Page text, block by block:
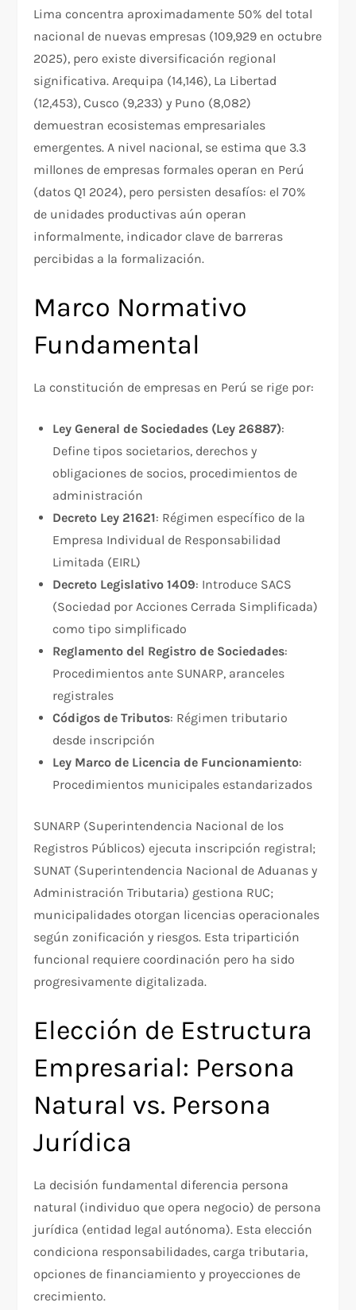
Lima concentra aproximadamente 50% del total
nacional de nuevas empresas (109,929 en octubre
2025), pero existe diversificación regional
significativa. Arequipa (14,146), La Libertad
(12,453), Cusco (9,233) y Puno (8,082)
demuestran ecosistemas empresariales
emergentes. A nivel nacional, se estima que 3.3
millones de empresas formales operan en Perú
(datos Q1 2024), pero persisten desafíos: el 70%
de unidades productivas aún operan
informalmente, indicador clave de barreras
percibidas a la formalización.
Marco Normativo
Fundamental
La constitución de empresas en Perú se rige por:
Ley General de Sociedades (Ley 26887):
Define tipos societarios, derechos y
obligaciones de socios, procedimientos de
administración
Decreto Ley 21621: Régimen específico de la
Empresa Individual de Responsabilidad
Limitada (EIRL)
Decreto Legislativo 1409: Introduce SACS
(Sociedad por Acciones Cerrada Simplificada)
como tipo simplificado
Reglamento del Registro de Sociedades:
Procedimientos ante SUNARP, aranceles
registrales
Códigos de Tributos: Régimen tributario
desde inscripción
Ley Marco de Licencia de Funcionamiento:
Procedimientos municipales estandarizados
SUNARP (Superintendencia Nacional de los
Registros Públicos) ejecuta inscripción registral;
SUNAT (Superintendencia Nacional de Aduanas y
Administración Tributaria) gestiona RUC;
municipalidades otorgan licencias operacionales
según zonificación y riesgos. Esta tripartición
funcional requiere coordinación pero ha sido
progresivamente digitalizada.
Elección de Estructura
Empresarial: Persona
Natural vs. Persona
Jurídica
La decisión fundamental diferencia persona
natural (individuo que opera negocio) de persona
jurídica (entidad legal autónoma). Esta elección
condiciona responsabilidades, carga tributaria,
opciones de financiamiento y proyecciones de
crecimiento.